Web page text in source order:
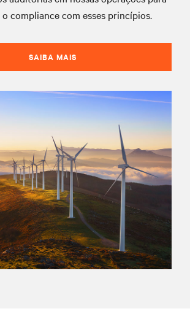
compliance com esses princípios.
SAIBA MAIS